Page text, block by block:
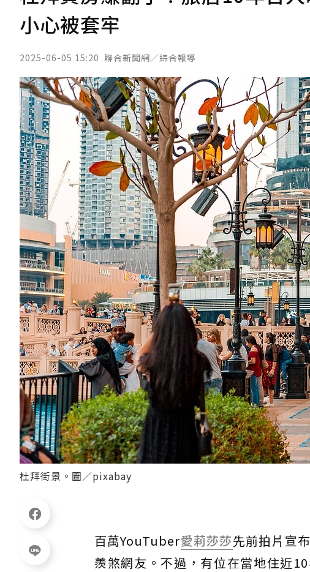
小心被套牢
2025-06-05 15:20 聯合新聞網／綜合報導
杜拜街景。圖／pixabay
百萬YouTuber愛莉莎莎先前拍片宣
羨煞網友。不過，有位在當地住近